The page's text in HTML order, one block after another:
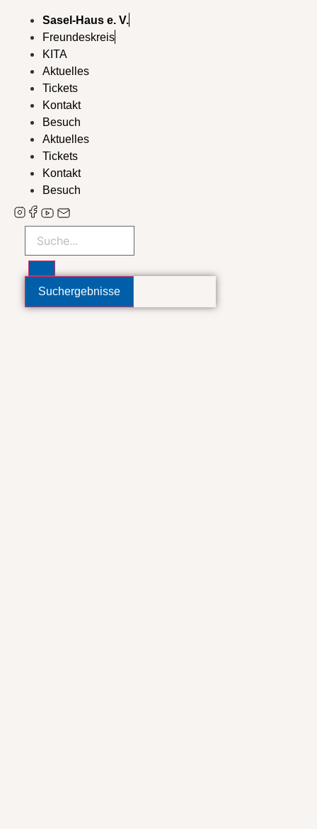
wechseln
Sasel-Haus e. V.
Freundeskreis
KITA
Aktuelles
Tickets
Kontakt
Besuch
Aktuelles
Tickets
Kontakt
Besuch
Search
Suchergebnisse